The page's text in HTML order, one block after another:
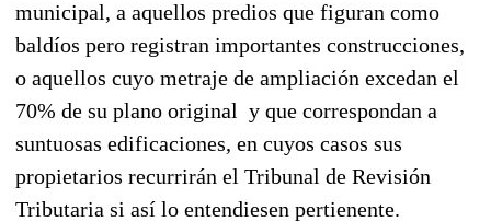
municipal, a aquellos predios que figuran como
baldíos pero registran importantes construcciones,
o aquellos cuyo metraje de ampliación excedan el
70% de su plano original y que correspondan a
suntuosas edificaciones, en cuyos casos sus
propietarios recurrirán el Tribunal de Revisión
Tributaria si así lo entendiesen pertienente.